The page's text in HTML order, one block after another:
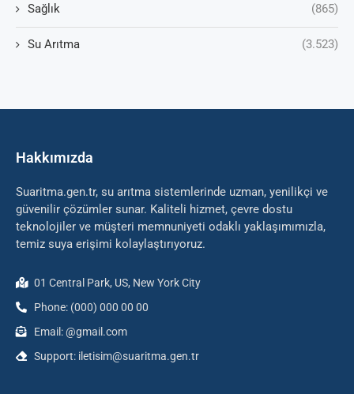
Sağlık (865)
Su Arıtma (3.523)
Hakkımızda
Suaritma.gen.tr, su arıtma sistemlerinde uzman, yenilikçi ve
güvenilir çözümler sunar. Kaliteli hizmet, çevre dostu
teknolojiler ve müşteri memnuniyeti odaklı yaklaşımımızla,
temiz suya erişimi kolaylaştırıyoruz.
01 Central Park, US, New York City
Phone: (000) 000 00 00
Email: @gmail.com
Support: iletisim@suaritma.gen.tr